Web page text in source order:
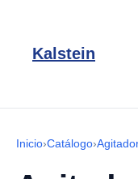
Kalstein
Inicio›Catálogo›